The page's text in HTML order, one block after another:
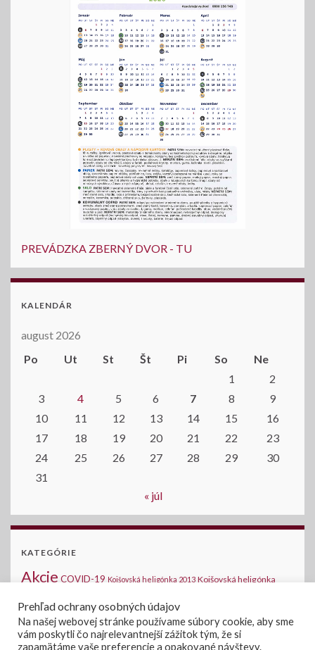
PREVÁDZKA ZBERNÝ DVOR - TU
KALENDÁR
august 2026
Po
Ut St Št Pi So
Ne
1
2
3
4 5 6 7 8
9
10
11 12 13 14 15
16
17
18 19 20 21 22
23
24
25 26 27 28 29
30
31
« júl
KATEGÓRIE
Akcie COVID-19 Kojšovská heligónka 2013 Kojšovská heligónka
šou - Kojšov Novinky na stránke
OznamyVerejné súťaže Voľby Voľby 2019
Prehľad ochrany osobných údajov
Na našej webovej stránke používame súbory cookie, aby sme
vám poskytli čo najrelevantnejší zážitok tým, že si
zapamätáme vaše preferencie a opakované návštevy.